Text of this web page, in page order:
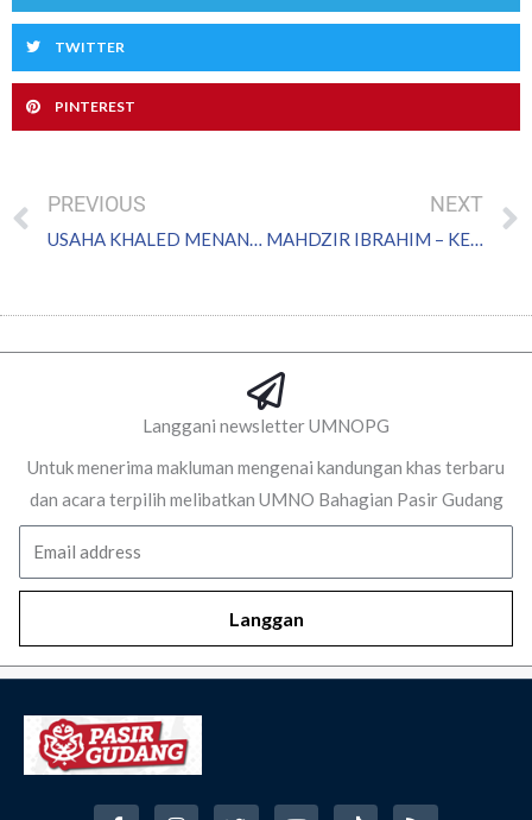
TWITTER
PINTEREST
Prev
PREVIOUS
USAHA KHALED MENANGKAP ‘AYAM’ KFC BERBALOI: MARUAH BANGSA JOHOR DIKEMBALIKAN
NEXT
MAHDZIR IBRAHIM – KELDAI TAMBATAN DAP
Langgani newsletter UMNOPG
Untuk menerima makluman mengenai kandungan khas terbaru
dan acara terpilih melibatkan UMNO Bahagian Pasir Gudang
Langgan
F
I
T
Y
T
R